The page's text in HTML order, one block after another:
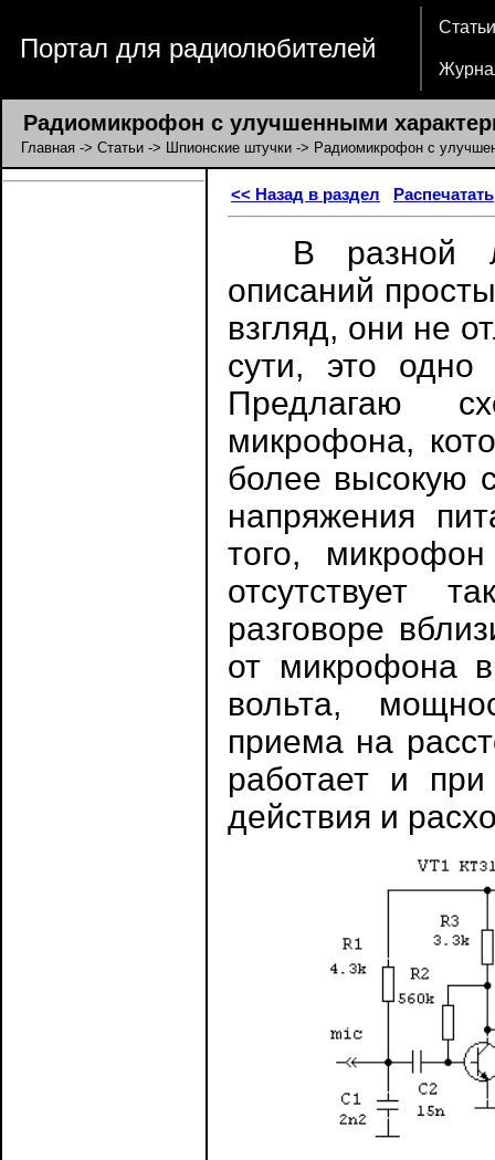
Портал для радиолюбителей
Статьи
Радиомикрофон с улучшенными
Главная -> Статьи -> Шпионские штучки -> Радиомикрофон с
<< Назад в раздел Распечатать
В разной
описаний
взгляд, они не
сути, это
Предлагаю
микрофона,
более высокую
напряжения
того,
отсутствует
разговоре
от микрофона
вольта,
приема на
работает и
действия и